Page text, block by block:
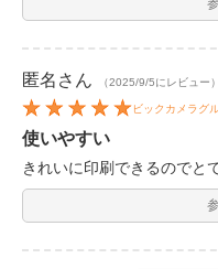
匿名 さん （2025/9/5にレビュー）
ビックカメラグ
使いやすい
きれいに印刷できるのでと